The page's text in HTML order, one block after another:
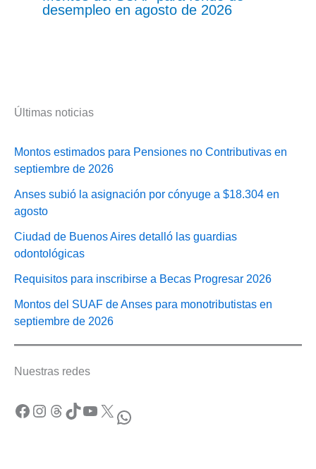
desempleo en agosto de 2026
Últimas noticias
Montos estimados para Pensiones no Contributivas en
septiembre de 2026
Anses subió la asignación por cónyuge a $18.304 en
agosto
Ciudad de Buenos Aires detalló las guardias
odontológicas
Requisitos para inscribirse a Becas Progresar 2026
Montos del SUAF de Anses para monotributistas en
septiembre de 2026
Nuestras redes
Facebook Instagram Threads TikTok YouTube X WhatsApp